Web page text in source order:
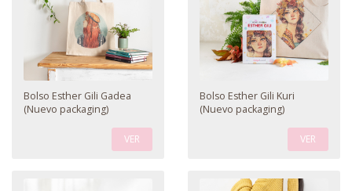
Bolso Esther Gili Gadea
(Nuevo packaging)
VER
Bolso Esther Gili Kuri
(Nuevo packaging)
VER